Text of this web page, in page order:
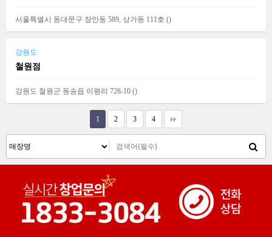
서울특별시 동대문구 장안동 589, 상가동 111호 ()
강원도
철원점
강원도 철원군 동송읍 이평리 728-10 ()
1 2 3 4